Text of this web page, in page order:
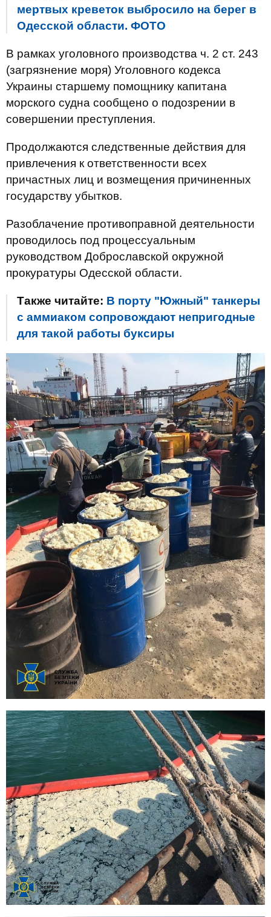
мертвых креветок выбросило на берег в
Одесской области. ФОТО
В рамках уголовного производства ч. 2 ст. 243
(загрязнение моря) Уголовного кодекса
Украины старшему помощнику капитана
морского судна сообщено о подозрении в
совершении преступления.
Продолжаются следственные действия для
привлечения к ответственности всех
причастных лиц и возмещения причиненных
государству убытков.
Разоблачение противоправной деятельности
проводилось под процессуальным
руководством Доброславской окружной
прокуратуры Одесской области.
Также читайте: В порту "Южный" танкеры
с аммиаком сопровождают непригодные
для такой работы буксиры